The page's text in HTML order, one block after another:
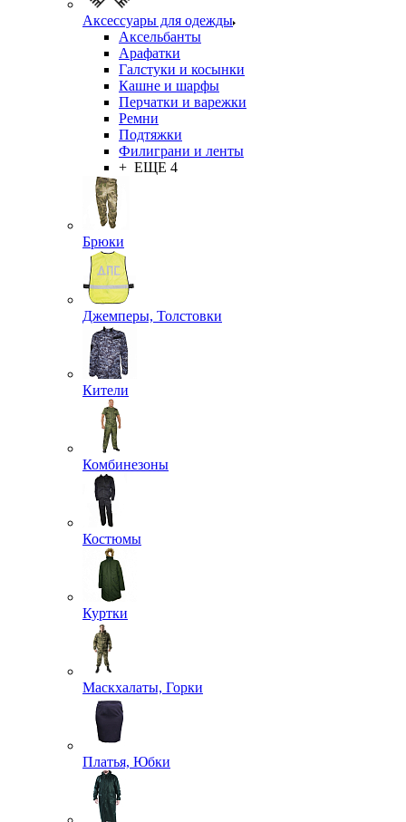
Аксессуары для одежды
Аксельбанты
Арафатки
Галстуки и косынки
Кашне и шарфы
Перчатки и варежки
Ремни
Подтяжки
Филиграни и ленты
+ ЕЩЕ 4
Брюки
Джемперы, Толстовки
Кители
Комбинезоны
Костюмы
Куртки
Маскхалаты, Горки
Платья, Юбки